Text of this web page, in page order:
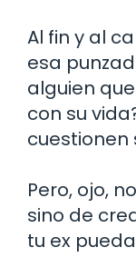
Al fin y al
esa
alguien
con su
cuestionen
Pero, ojo,
sino de
tu ex